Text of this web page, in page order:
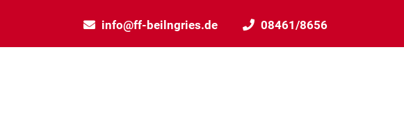
info@ff-beilngries.de 08461/8656